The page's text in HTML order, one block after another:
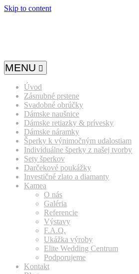
Skip to content
MENU
Úvod
Zásnubné prstene
Svadobné obrúčky
Dámske naušnice
Dámske retiazky & prívesky
Dámske náramky
Šperky k výnimočným udalostiam
Individuálne šperky z našej tvorby
Sety šperkov
Darčekové poukážky
Investičné zlato a diamanty
Kamea
O nás
Galéria
Referencie
Výstavy
F.A.Q.
Ukážka výroby
Elite Wedding Centrum
Podporujeme
Kontakt